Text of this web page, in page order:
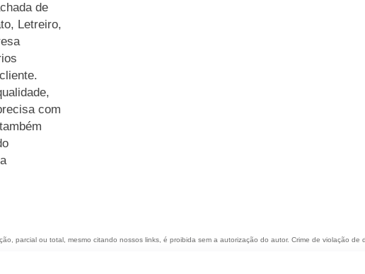
de
Letreiro,
com
parcial ou total, mesmo citando nossos links, é proibida sem a autorização do autor. Crime de violação de